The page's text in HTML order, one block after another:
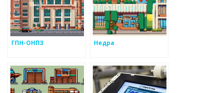
ГПН-ОНПЗ Недра